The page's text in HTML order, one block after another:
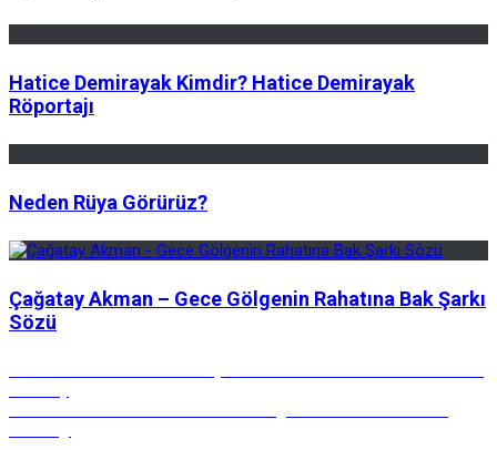
Hatice Demirayak Kimdir? Hatice Demirayak
Röportajı
Neden Rüya Görürüz?
Çağatay Akman – Gece Gölgenin Rahatına Bak Şarkı
Sözü
Yazı
gezinmesi